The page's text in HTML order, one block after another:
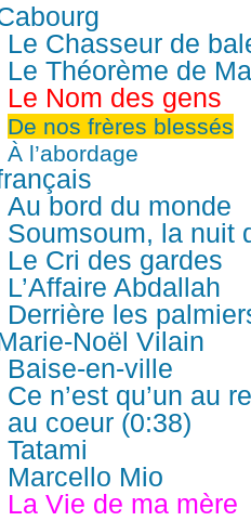
Le Chasseur de
Le Théorème de
Le Nom des gens
De nos frères blessés
À l’abordage
Au bord du monde
Soumsoum, la nuit
Le Cri des gardes
L’Affaire Abdallah
Derrière les
Noël Vilain
Baise-en-ville
Ce n’est qu’un au
au coeur (0:38)
Tatami
Marcello Mio
La Vie de ma mère